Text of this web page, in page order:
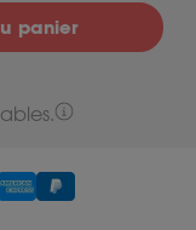
67.50.
is: 64.13.
panier